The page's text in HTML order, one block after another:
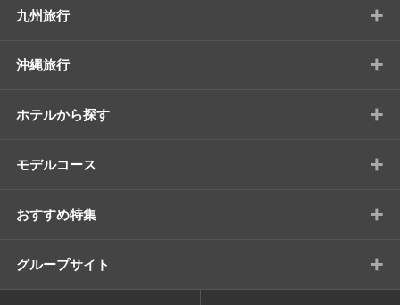
九州旅行 +
沖縄旅行 +
ホテルから探す +
モデルコース +
おすすめ特集 +
グループサイト +